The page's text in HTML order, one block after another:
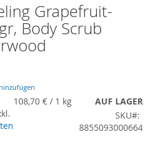
Grapefruit-
Body Scrub
108,70 € / 1 kg
AUF LAGER
SKU
8855093000664